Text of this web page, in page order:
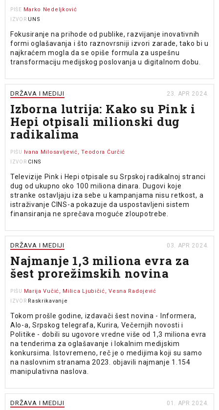
PIŠE Marko Nedeljković
IZVOR UNS
Fokusiranje na prihode od publike, razvijanje inovativnih
formi oglašavanja i što raznovrsniji izvori zarade, tako bi u
najkraćem mogla da se opiše formula za uspešnu
transformaciju medijskog poslovanja u digitalnom dobu.
DRŽAVA I MEDIJI 23. APR 2024.
Izborna lutrija: Kako su Pink i
Hepi otpisali milionski dug
radikalima
PIŠU Ivana Milosavljević, Teodora Ćurčić
IZVOR CINS
Televizije Pink i Hepi otpisale su Srpskoj radikalnoj stranci
dug od ukupno oko 100 miliona dinara. Dugovi koje
stranke ostavljaju iza sebe u kampanjama nisu retkost, a
istraživanje CINS-a pokazuje da uspostavljeni sistem
finansiranja ne sprečava moguće zloupotrebe.
DRŽAVA I MEDIJI 03. APR 2024.
Najmanje 1,3 miliona evra za
šest prorežimskih novina
PIŠU Marija Vučić, Milica Ljubičić, Vesna Radojević
IZVOR Raskrikavanje
Tokom prošle godine, izdavači šest novina - Informera,
Alo-a, Srpskog telegrafa, Kurira, Večernjih novosti i
Politike - dobili su ugovore vredne više od 1,3 miliona evra
na tenderima za oglašavanje i lokalnim medijskim
konkursima. Istovremeno, reč je o medijima koji su samo
na naslovnim stranama 2023. objavili najmanje 1.154
manipulativna naslova.
DRŽAVA I MEDIJI 01. APR 2024.